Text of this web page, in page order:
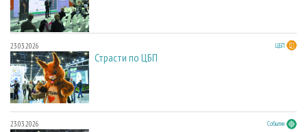
23.03.2026 ЦБП
Страсти по ЦБП
23.03.2026 События